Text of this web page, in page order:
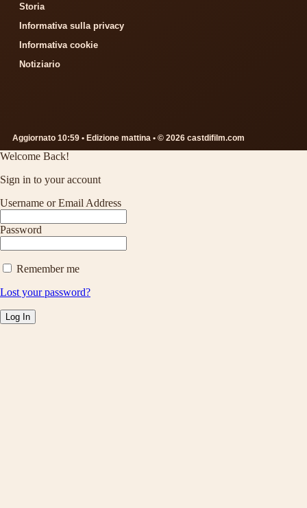
Storia
Informativa sulla privacy
Informativa cookie
Notiziario
Aggiornato 10:59 • Edizione mattina • © 2026 castdifilm.com
Welcome Back!
Sign in to your account
Username or Email Address
Password
Remember me
Lost your password?